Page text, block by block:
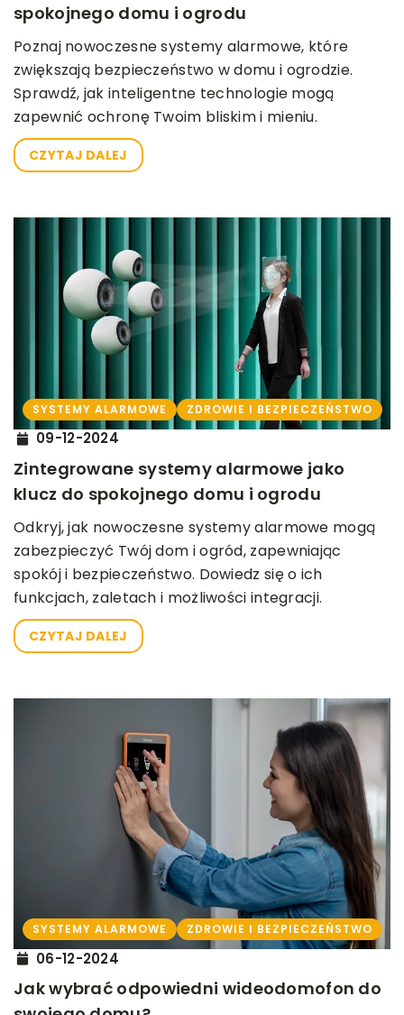
spokojnego domu i ogrodu
Poznaj nowoczesne systemy alarmowe, które
zwiększają bezpieczeństwo w domu i ogrodzie.
Sprawdź, jak inteligentne technologie mogą
zapewnić ochronę Twoim bliskim i mieniu.
CZYTAJ DALEJ
SYSTEMY ALARMOWE ZDROWIE I BEZPIECZEŃSTWO
09-12-2024
Zintegrowane systemy alarmowe jako
klucz do spokojnego domu i ogrodu
Odkryj, jak nowoczesne systemy alarmowe mogą
zabezpieczyć Twój dom i ogród, zapewniając
spokój i bezpieczeństwo. Dowiedz się o ich
funkcjach, zaletach i możliwości integracji.
CZYTAJ DALEJ
SYSTEMY ALARMOWE ZDROWIE I BEZPIECZEŃSTWO
06-12-2024
Jak wybrać odpowiedni wideodomofon do